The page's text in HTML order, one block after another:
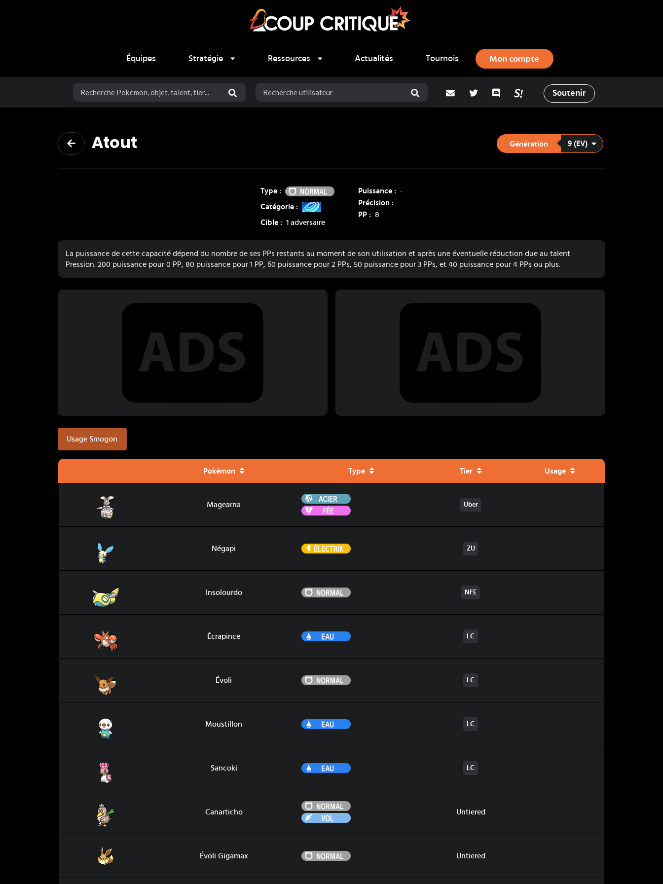
Équipes
Stratégie Ressources Actualités Tournois Mon compte
adresse email
Twitter DiscordLa Salty Room sur Pokémon
Soutenir
Atout Génération 9 (EV)
Type : Normal
Catégorie :
Cible : 1 adversaire
Puissance : -
Précision : -
PP : 8
La puissance de cette capacité dépend du nombre de ses PPs restants au moment de son utilisation et après une éventuelle réduction due au talent
Pression. 200 puissance pour 0 PP, 80 puissance pour 1 PP, 60 puissance pour 2 PPs, 50 puissance pour 3 PPs, et 40 puissance pour 4 PPs ou plus.
Usage Smogon
Pokémon Type Tier Usage
Magearna
Acier
Fée
Uber
Négapi
Électrik ZU
Insolourdo
Normal NFE
Écrapince
Eau LC
Évoli
Normal LC
Moustillon
Eau LC
Sancoki
Eau LC
Canarticho
Normal
Vol
Untiered
Évoli Gigamax
Normal Untiered